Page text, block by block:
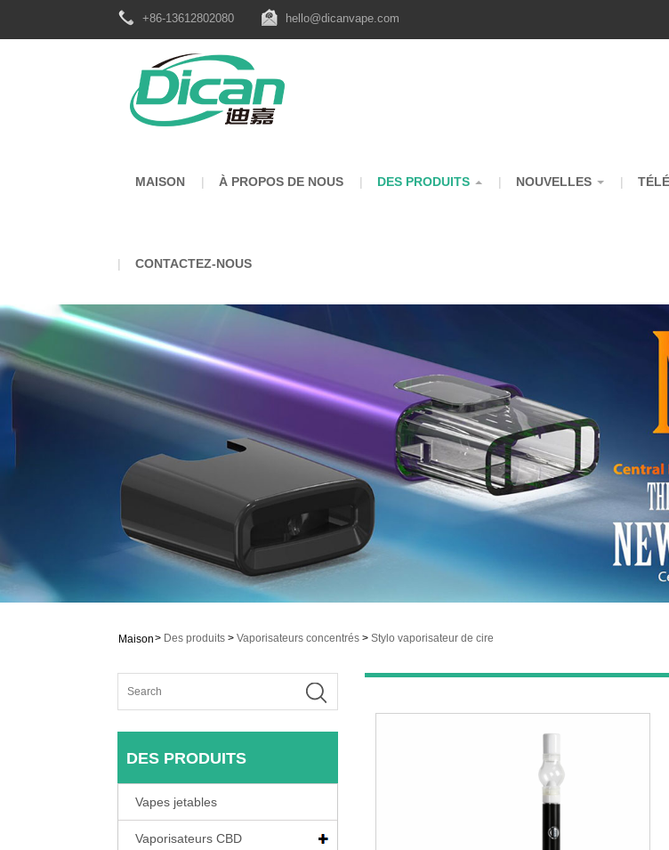
+86-13612802080 hello@dicanvape.com
MAISON À PROPOS DE NOUS DES PRODUITS NOUVELLES
CONTACTEZ-NOUS
Maison> Des produits > Vaporisateurs concentrés > Stylo vaporisateur de cire
DES PRODUITS
Vapes jetables
Vaporisateurs CBD